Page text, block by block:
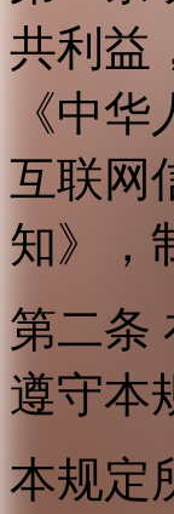
共利益
《中
互联网
知》，
第二条
遵守本
本规定